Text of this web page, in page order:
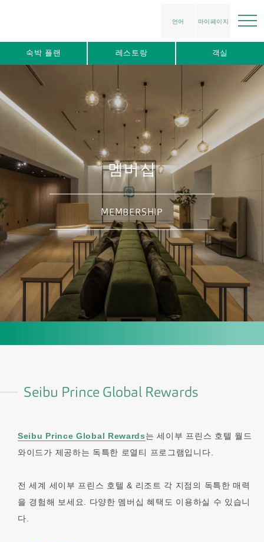
언어 마이페이지
숙박 플랜 레스토랑 객실
멤버십
MEMBERSHIP
Seibu Prince Global Rewards
Seibu Prince Global Rewards는 세이부 프린스 호텔 월드
와이드가 제공하는 독특한 로열티 프로그램입니다.
전 세계 세이부 프린스 호텔 & 리조트 각 지점의 독특한 매력
을 경험해 보세요. 다양한 멤버십 혜택도 이용하실 수 있습니
다.